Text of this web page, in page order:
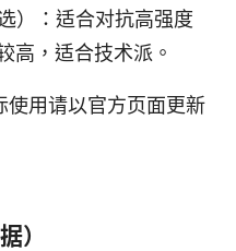
）：适合对抗高强度
高，适合技术派。
使用请以官方页面更新
）